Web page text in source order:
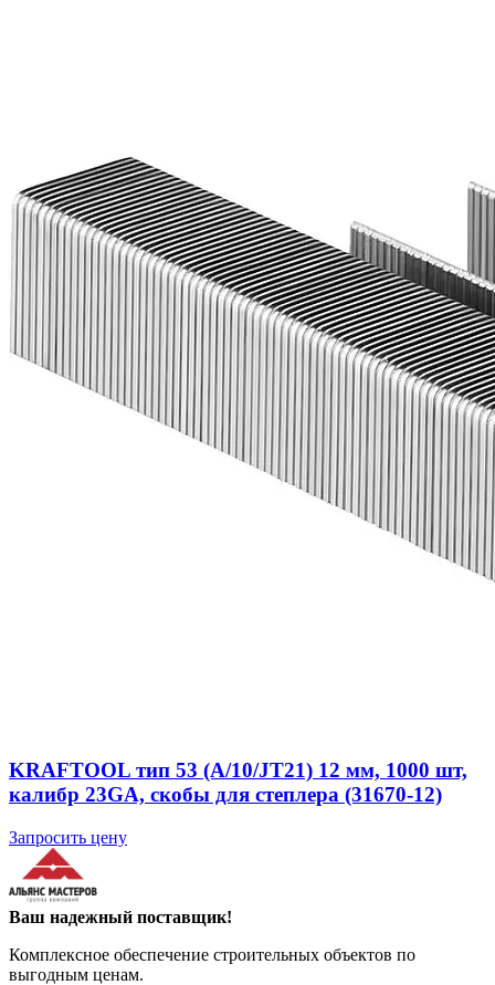
KRAFTOOL тип 53 (A/10/JT21) 12 мм, 1000 шт,
калибр 23GA, скобы для степлера (31670-12)
Запросить цену
Ваш надежный поставщик!
Комплексное обеспечение строительных объектов по
выгодным ценам.